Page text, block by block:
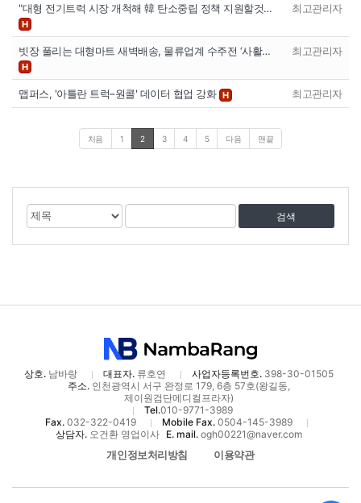
"대형 전기트럭 시장 개척해 韓 탄소중립 정책 지원할것…
H
최고관리자
빗장 풀리는 대형마트 새벽배송, 물류업계 수주전 ‘사활…
H
최고관리자
맵퍼스, '아틀란 트럭–원콜' 데이터 협업 강화 H 최고관리자
처음 1 2 3 4 5 다음 맨끝
게
물
검
색
대
검
어
상호.남바랑 대표자.류호연 사업자등록번호.398-30-01505
주소.인천광역시 서구 완정로 179, 6층 57호(왕길동,
제이원검단메디컬프라자)
Tel.010-9771-3989
Fax. 032-322-0419 Mobile Fax. 0504-145-3989
상담자.오건환 영업이사 E. mail.ogh00221@naver.com
개인정보처리방침 이용약관